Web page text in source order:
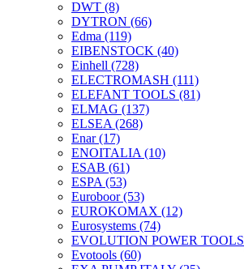
DWT (8)
DYTRON (66)
Edma (119)
EIBENSTOCK (40)
Einhell (728)
ELECTROMASH (111)
ELEFANT TOOLS (81)
ELMAG (137)
ELSEA (268)
Enar(17)
ENOITALIA (10)
ESAB (61)
ESPA (53)
Euroboor(53)
EUROKOMAX (12)
Eurosystems (74)
EVOLUTION POWER TOOLS
Evotools (60)